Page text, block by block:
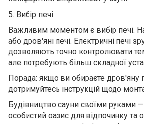
5. Вибір печі
Важливим моментом є вибір печі.
або дров'яні печі. Електричні печі
дозволяють точно контролювати
але потребують більш складної
Порада: якщо ви обираєте дров'яну
дотримуйтесь інструкцій щодо
Будівництво сауни своїми руками
особистий оазис для відпочинку